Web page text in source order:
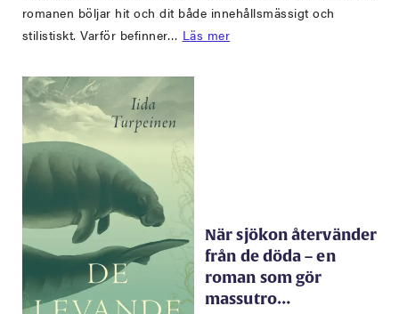
romanen böljar hit och dit både innehållsmässigt och
stilistiskt. Varför befinner… Läs mer
När sjökon återvänder
från de döda – en
roman som gör
massutro…